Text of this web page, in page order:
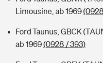
Limousine, ab 1969
Ford Taunus, GBCK
ab 1969(0928 / 393)